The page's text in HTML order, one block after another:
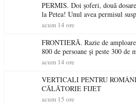
PERMIS. Doi șoferi, două
la Petea! Unul avea permisul
niciodată permis
acum 14 ore
FRONTIERĂ. Razie de
800 de persoane și peste 300 de
acum 14 ore
VERTICALI PENTRU
CĂLĂTORIE FIJET
acum 15 ore